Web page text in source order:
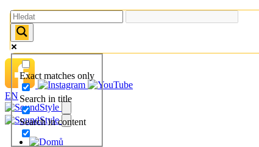
Exact matches only
Search in title
Search in content
EN